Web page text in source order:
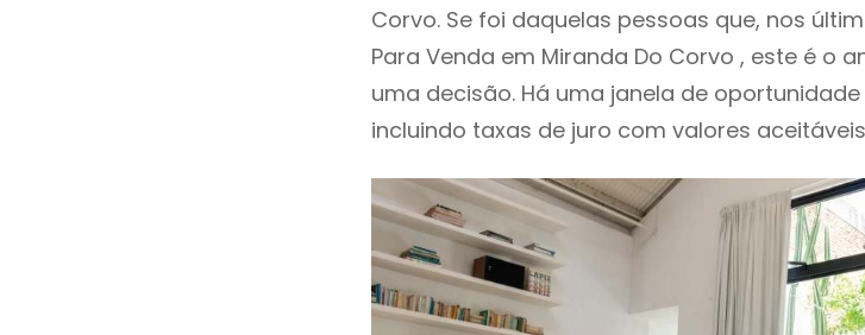
Corvo. Se foi daquelas pessoas que, nos
Para Venda em Miranda Do Corvo , este é o
uma decisão. Há uma janela de
incluindo taxas de juro com valores